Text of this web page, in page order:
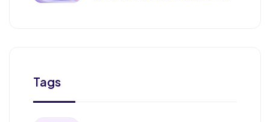
Tags